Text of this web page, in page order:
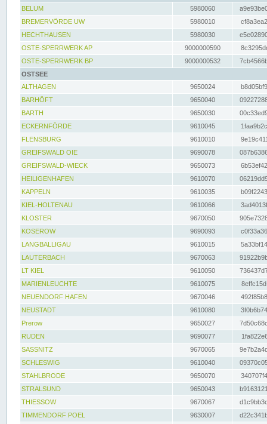
BELUM
5980060
BREMERVÖRDE UW
5980010
HECHTHAUSEN
5980030
OSTE-SPERRWERK AP
9000000590
OSTE-SPERRWERK BP
9000000532
OSTSEE
ALTHAGEN
9650024
BARHÖFT
9650040
BARTH
9650030
ECKERNFÖRDE
9610045
FLENSBURG
9610010
GREIFSWALD OIE
9690078
GREIFSWALD-WIECK
9650073
HEILIGENHAFEN
9610070
KAPPELN
9610035
KIEL-HOLTENAU
9610066
KLOSTER
9670050
KOSEROW
9690093
LANGBALLIGAU
9610015
LAUTERBACH
9670063
LT KIEL
9610050
MARIENLEUCHTE
9610075
NEUENDORF HAFEN
9670046
NEUSTADT
9610080
Prerow
9650027
RUDEN
9690077
SASSNITZ
9670065
SCHLESWIG
9610040
STAHLBRODE
9650070
STRALSUND
9650043
THIESSOW
9670067
TIMMENDORF POEL
9630007